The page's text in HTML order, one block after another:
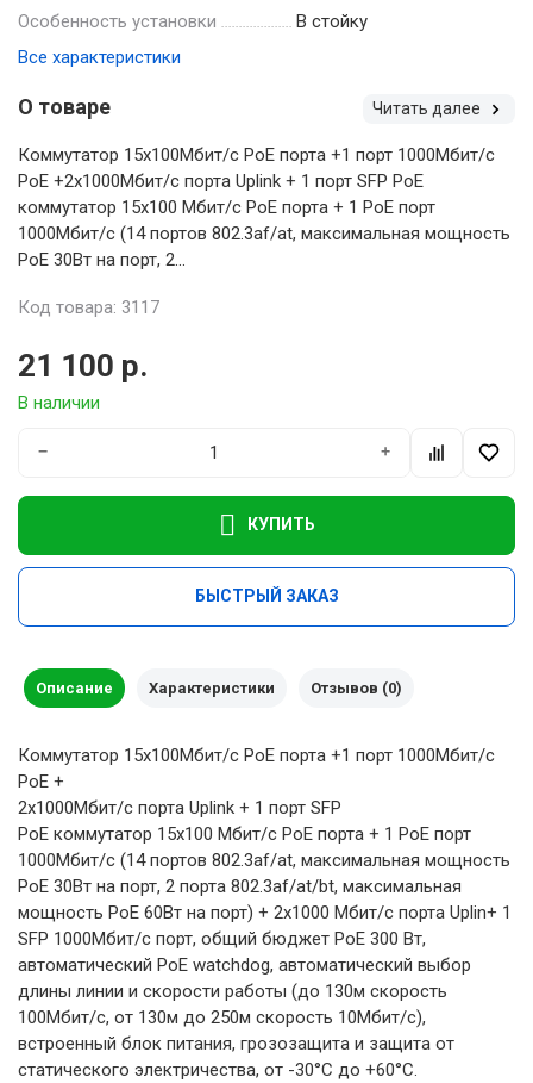
Особенность установки
В стойку
Все характеристики
О товаре Читать далее
Коммутатор 15x100Мбит/с PoE порта +1 порт 1000Мбит/с
PoE +2x1000Мбит/с порта Uplink + 1 порт SFP PoE
коммутатор 15x100 Мбит/с PoE порта + 1 PoE порт
1000Мбит/с (14 портов 802.3af/at, максимальная мощность
PoE 30Вт на порт, 2...
Код товара: 3117
21 100 р.
В наличии
− +
КУПИТЬ
БЫСТРЫЙ ЗАКАЗ
Описание Характеристики Отзывов (0)
Коммутатор 15x100Мбит/с PoE порта +1 порт 1000Мбит/с
PoE +
2x1000Мбит/с порта Uplink + 1 порт SFP
PoE коммутатор 15x100 Мбит/с PoE порта + 1 PoE порт
1000Мбит/с (14 портов 802.3af/at, максимальная мощность
PoE 30Вт на порт, 2 порта 802.3af/at/bt, максимальная
мощность PoE 60Вт на порт) + 2x1000 Мбит/с порта Uplin+ 1
SFP 1000Мбит/с порт, общий бюджет PoE 300 Вт,
автоматический PoE watchdog, автоматический выбор
длины линии и скорости работы (до 130м скорость
100Мбит/с, от 130м до 250м скорость 10Мбит/с),
встроенный блок питания, грозозащита и защита от
статического электричества, от -30°С до +60°С.